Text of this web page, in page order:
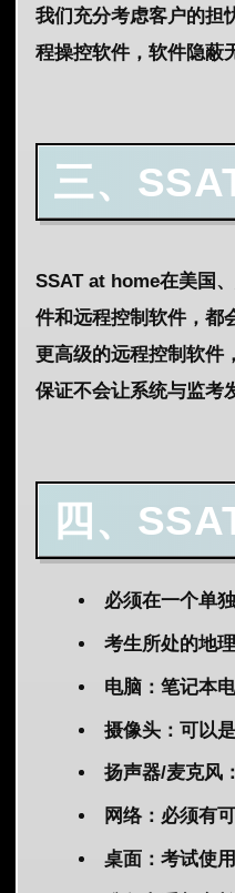
我们充分考虑客户的担
程操控软件，软件隐蔽
三、
SSAT at home在美国
件和远程控制软件，都
更高级的远程控制软件
保证不会让系统与监考
四、
必须在一个单
考生所处的地
电脑：笔记本
摄像头：可以
扬声器/麦克风
网络：必须有
桌面：考试使